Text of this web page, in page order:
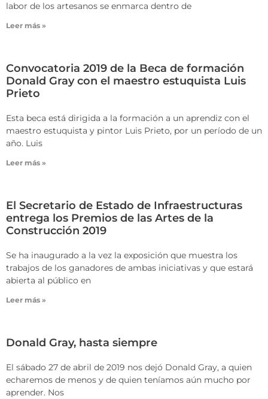
labor de los artesanos se enmarca dentro de
Leer más »
Convocatoria 2019 de la Beca de formación
Donald Gray con el maestro estuquista Luis
Prieto
Esta beca está dirigida a la formación a un aprendiz con el
maestro estuquista y pintor Luis Prieto, por un período de un
año. Luis
Leer más »
El Secretario de Estado de Infraestructuras
entrega los Premios de las Artes de la
Construcción 2019
Se ha inaugurado a la vez la exposición que muestra los
trabajos de los ganadores de ambas iniciativas y que estará
abierta al público en
Leer más »
Donald Gray, hasta siempre
El sábado 27 de abril de 2019 nos dejó Donald Gray, a quien
echaremos de menos y de quien teníamos aún mucho por
aprender. Nos